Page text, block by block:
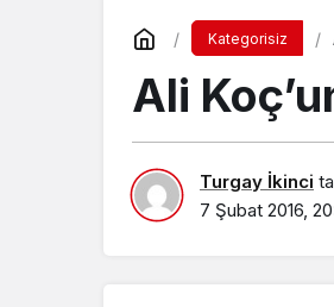
Kategorisiz
Ali
Turgay İkinci
7 Şubat 2016,